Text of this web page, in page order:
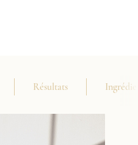
Résultats